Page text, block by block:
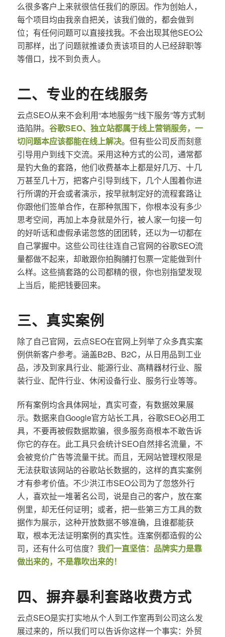
么很多客户上来就很信任我们的原因。作为创始人，
每个项目均由我亲自把关，该我们做的，都会做到
位；有任何问题可以直接找我。不会出现其他SEO公
司那样，出了问题就推诿负责该项目的人已经辞职等
等借口，找不到负责人。
二、专业的在线服务
云点SEO从来不会利用“本地服务”“线下服务”等方式制
造陷阱。 谷歌SEO、独立站都属于线上营销服务，一
切问题本应该都能在线上解决。但有些公司反而刻意
引导用户到线下交流。采用这种方式的公司，通常都
是钓大鱼的套路，他们收费基本上都是好几万、十几
万甚至几十万，把客户引导到线下，几个人围着你进
行所谓的开会或者演示，按早就制定好的流程套路让
你跟他们签单合作，在那种氛围下，你根本没有多少
思考空间，再加上本身就是外行，被人家一句接一句
的好听话和虚假承诺忽悠的团团转，还以为一切都在
自己掌握中。这些公司往往连自己官网的谷歌SEO流
量都做不起来，却敢跟你拍胸脯打包票一定能做到什
么样。这些搞套路的公司都精的很，你也别指望发现
上当后，能把钱要回来。
三、真实案例
除了自己官网，云点SEO在官网上列举了众多真实案
例供新客户参考。涵盖B2B、B2C，从日用品到工业
品，涉及到家具行业、能源行业、高精器材行业、服
装行业、配件行业、休闲设备行业、服务行业等等。
所有案例均含具体网址，真实可查，有数据效果展
示。数据来自Google官方站长工具，谷歌SEO必用工
具，不要再被假数据欺骗，很多服务商根本不敢告诉
你它的存在。此工具只会统计SEO自然排名流量，不
会被竞价广告等流量干扰。而且，无网站管理权限是
无法获取该网站的谷歌站长数据的，这样的真实案例
才有参考价值。不少洪江市SEO公司为了忽悠外行
人，喜欢扯一堆著名公司，说是自己的客户，放在案
例里，却无任何证明；或者，把一些第三方工具的数
据作为展示，这种开放数据不够准确，且谁都能获
取，根本无法证明案例的真实性。连案例都造假的公
司，还有什么可信度？ 我们一直坚信：品牌实力是靠
做出来的，不是靠吹出来的！
四、摒弃暴利套路收费方式
云点SEO是实打实地从个人到工作室再到公司这么发
展过来的，所以我们可以告诉你这样一个事实：外贸